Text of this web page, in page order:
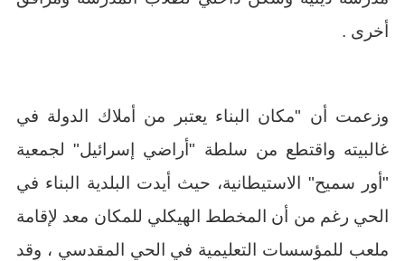
أخرى .
وزعمت أن "مكان البناء يعتبر من أملاك الدولة في
غالبيته واقتطع من سلطة "أراضي إسرائيل" لجمعية
"أور سميح" الاستيطانية، حيث أيدت البلدية البناء في
الحي رغم من أن المخطط الهيكلي للمكان معد لإقامة
ملعب للمؤسسات التعليمية في الحي المقدسي ، وقد